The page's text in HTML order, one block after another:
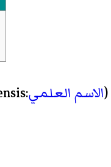
(الاسم العلمي:Glycyrrhiza uralensis) هو